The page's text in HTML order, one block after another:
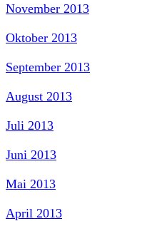
November 2013
Oktober 2013
September 2013
August 2013
Juli 2013
Juni 2013
Mai 2013
April 2013